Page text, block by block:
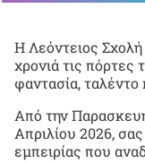
Η Λεόντειος Σχολή
χρονιά τις πόρτες
φαντασία,
Από την
Απριλίου 2026,
εμπειρίας που